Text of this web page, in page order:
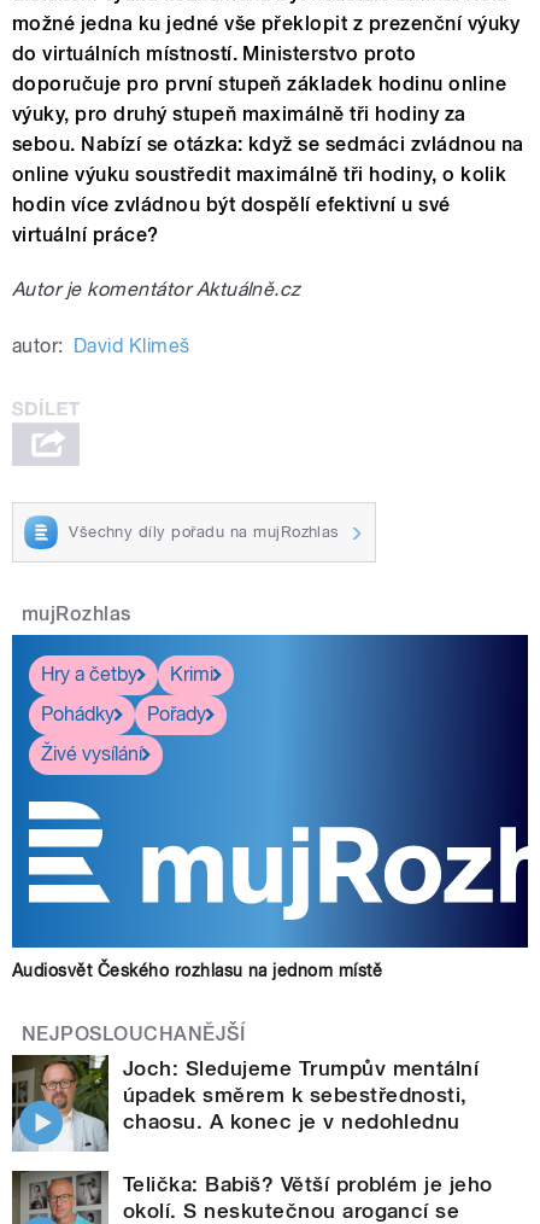
možné jedna ku jedné vše překlopit z prezenční výuky
do virtuálních místností. Ministerstvo proto
doporučuje pro první stupeň základek hodinu online
výuky, pro druhý stupeň maximálně tři hodiny za
sebou. Nabízí se otázka: když se sedmáci zvládnou na
online výuku soustředit maximálně tři hodiny, o kolik
hodin více zvládnou být dospělí efektivní u své
virtuální práce?
Autor je komentátor Aktuálně.cz
autor: David Klimeš
Všechny díly pořadu na mujRozhlas
mujRozhlas
Hry a četby
Krimi
Pohádky
Pořady
Živé vysílání
Audiosvět Českého rozhlasu na jednom místě
NEJPOSLOUCHANĚJŠÍ
Joch: Sledujeme Trumpův mentální
úpadek směrem k sebestřednosti,
chaosu. A konec je v nedohlednu
Telička: Babiš? Větší problém je jeho
okolí. S neskutečnou arogancí se